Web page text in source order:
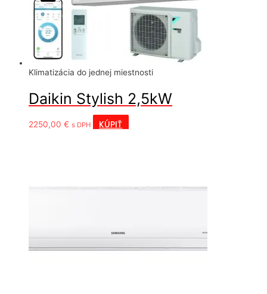
Klimatizácia do jednej miestnosti
Daikin Stylish 2,5kW
2250,00 € s DPH KÚPIŤ